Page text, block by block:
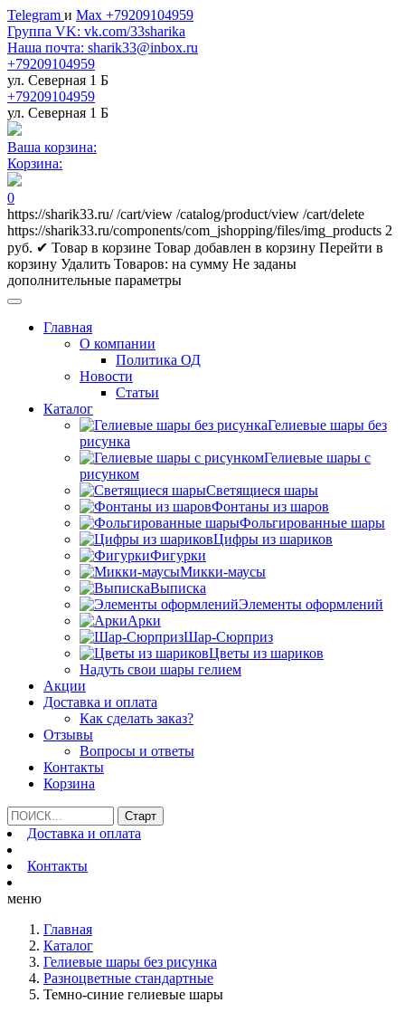
Telegram и Max +79209104959
Группа VK: vk.com/33sharika
Наша почта: sharik33@inbox.ru
+79209104959
ул. Северная 1 Б
+79209104959
ул. Северная 1 Б
Ваша корзина:
Корзина:
0
https://sharik33.ru/ /cart/view /catalog/product/view /cart/delete
https://sharik33.ru/components/com_jshopping/files/img_products 2
руб. ✔ Товар в корзине Товар добавлен в корзину Перейти в
корзину Удалить Товаров: на сумму Не заданы
дополнительные параметры
Главная
О компании
Политика ОД
Новости
Статьи
Каталог
Гелиевые шары без
рисунка
Гелиевые шары с
рисунком
Светящиеся шары
Фонтаны из шаров
Фольгированные шары
Цифры из шариков
Фигурки
Микки-маусы
Выписка
Элементы оформлений
Арки
Шар-Сюрприз
Цветы из шариков
Надуть свои шары гелием
Акции
Доставка и оплата
Как сделать заказ?
Отзывы
Вопросы и ответы
Контакты
Корзина
Доставка и оплата
Контакты
меню
Главная
Каталог
Гелиевые шары без рисунка
Разноцветные стандартные
Темно-синие гелиевые шары